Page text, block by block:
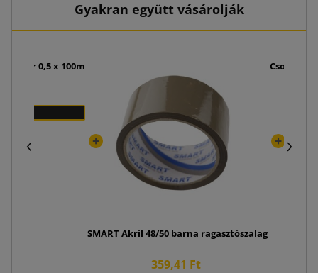
Gyakran együtt vásárolják
0,5 x 100m
SMART Akril 48/50 barna ragasztószalag
359,41 Ft